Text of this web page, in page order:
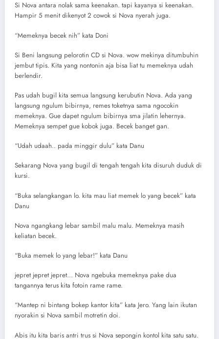
Si Nova antara nolak sama keenakan. tapi kayanya si keenakan.
Hampir 5 menit dikenyot 2 cowok si Nova nyerah juga.
“Memeknya becek nih” kata Doni
Si Beni langsung pelorotin CD si Nova. wow mekinya ditumbuhin
jembut tipis. Kita yang nontonin aja bisa liat tu memeknya udah
berlendir.
Pas udah bugil kita semua langsung kerubutin Nova. Ada yang
langsung ngulum bibirnya, remes toketnya sama ngocokin
memeknya. Gue dapet ngulum bibirnya sma jilatin lehernya.
Memeknya sempet gue kobok juga. Becek banget gan.
“Udah udaah.. pada minggir dulu” kata Danu
Sekarang Nova yang bugil di tengah tengah kita disuruh duduk di
kursi.
“Buka selangkangan lo. kita mau liat memek lo yang becek” kata
Danu
Nova ngangkang lebar sambil malu malu. Memeknya masih
keliatan becek.
“Buka memek lo yang lebar!” kata Danu
jepret jepret jepret… Nova ngebuka memeknya pake dua
tangannya terus kita fotoin rame rame.
“Mantep ni bintang bokep kantor kita” kata Jero. Yang lain ikutan
nyorakin si Nova sambil motretin doi.
Abis itu kita baris antri trus si Nova sepongin kontol kita satu satu.